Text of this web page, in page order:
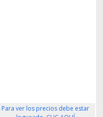
Para ver los precios debe estar